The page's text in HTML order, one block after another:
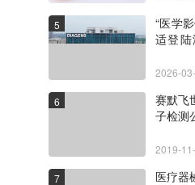
5
“医学
适登
2026-
6
赛默飞
子检测
2019-
7
医疗器